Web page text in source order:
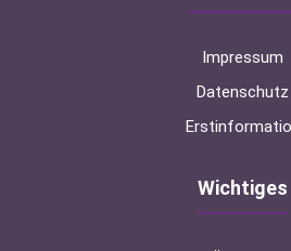
Impressum
Datenschutz
Wichtiges